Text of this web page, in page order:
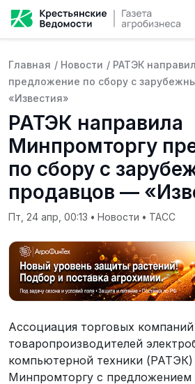
Главная / Новости / РАТЭК
предложение по сбору с
«Известия»
РАТЭК направила
Минпромторгу
по сбору с
продавцов —
Пт, 24 апр, 00:13 • Новости • ТАСС
Ассоциация торговых
товаропроизводителей
компьютерной техники (РАТЭК)
Минпромторгу с предложением